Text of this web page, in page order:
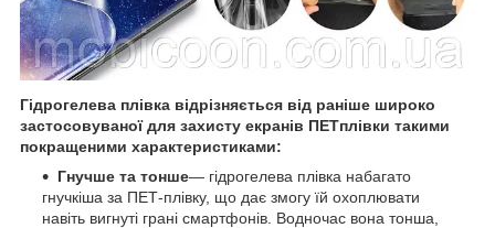
Гідрогелева плівка відрізняється від раніше широко
застосовуваної для захисту екранів ПЕТплівки такими
покращеними характеристиками:
Гнучше та тонше— гідрогелева плівка набагато
гнучкіша за ПЕТ-плівку, що дає змогу їй охоплювати
навіть вигнуті грані смартфонів. Водночас вона тонша,